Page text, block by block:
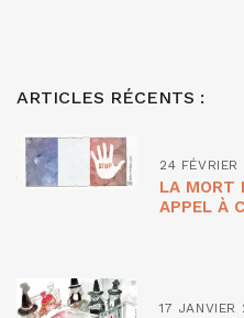
ARTICLES RÉCENTS :
24
LA MORT
APPEL À
17 JANVIER